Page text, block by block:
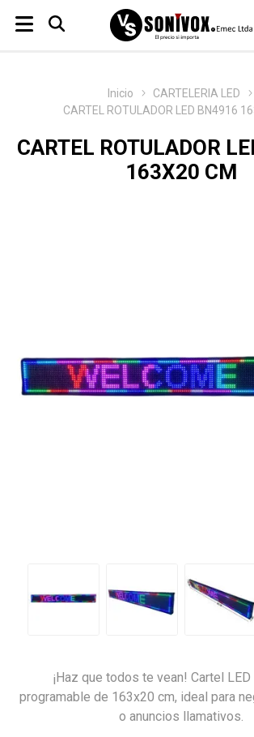
Inicio
CARTELERIA LED
CARTEL ROTULADOR LED BN4916
CARTEL ROTULADOR
163X20 CM
¡Haz que todos te vean! Cartel
programable de 163x20 cm, ideal para
o anuncios llamativos.